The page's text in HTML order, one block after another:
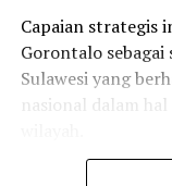
RELATED TOPICS:
LAYANAN
Capaian strategis
Gorontalo sebagai
Sulawesi yang
nasional dalam
Sebagai pusat